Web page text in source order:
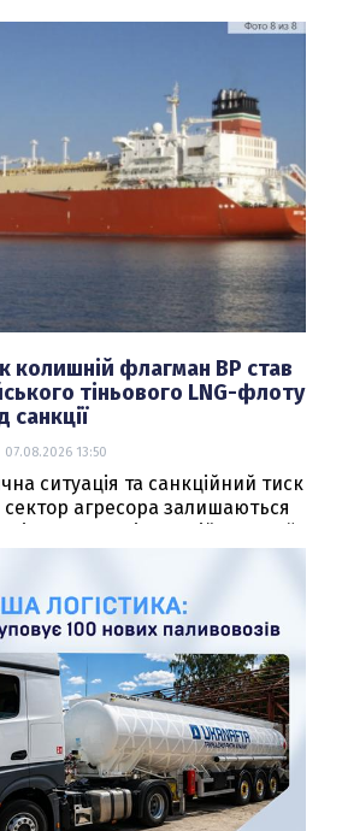
до опалювального
колишній флагман BP став
тіньового LNG-флоту
санкції
07.08.2026 13:50
ситуація та санкційний тиск
агресора залишаються
уваги. Це LNG-танкер Arctic